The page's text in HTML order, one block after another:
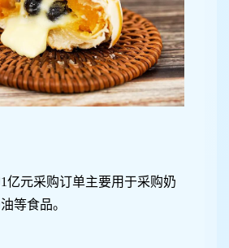
亿元采购订单主要用于采购奶
等食品。